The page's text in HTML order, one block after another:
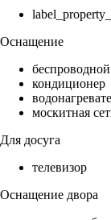
Оснащение
кондиционер
москитная
Для досуга
телевизор
Оснащение двора